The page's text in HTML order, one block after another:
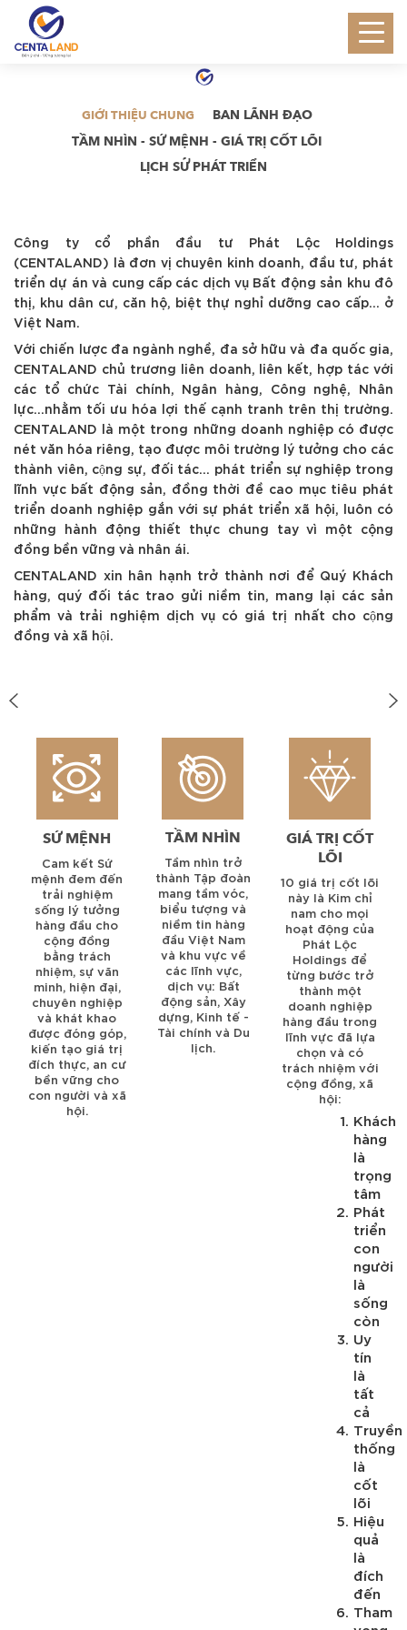
GIỚI THIỆU CHUNG
BAN LÃNH ĐẠO
TẦM NHÌN - SỨ MỆNH - GIÁ TRỊ CỐT LÕI
LỊCH SỬ PHÁT TRIỂN
Công ty cổ phần đầu tư Phát Lộc Holdings
(CENTALAND) là đơn vị chuyên kinh doanh, đầu tư, phát
triển dự án và cung cấp các dịch vụ Bất động sản khu đô
thị, khu dân cư, căn hộ, biệt thự nghỉ dưỡng cao cấp… ở
Việt Nam.
Với chiến lược đa ngành nghề, đa sở hữu và đa quốc gia,
CENTALAND chủ trương liên doanh, liên kết, hợp tác với
các tổ chức Tài chính, Ngân hàng, Công nghệ, Nhân
lực...nhằm tối ưu hóa lợi thế cạnh tranh trên thị trường.
CENTALAND là một trong những doanh nghiệp có được
nét văn hóa riêng, tạo được môi trường lý tưởng cho các
thành viên, cộng sự, đối tác... phát triển sự nghiệp trong
lĩnh vực bất động sản, đồng thời đề cao mục tiêu phát
triển doanh nghiệp gắn với sự phát triển xã hội, luôn có
những hành động thiết thực chung tay vì một cộng
đồng bền vững và nhân ái.
CENTALAND xin hân hạnh trở thành nơi để Quý Khách
hàng, quý đối tác trao gửi niềm tin, mang lại các sản
phẩm và trải nghiệm dịch vụ có giá trị nhất cho cộng
đồng và xã hội.
SỨ MỆNH
Cam kết Sứ
mệnh đem đến
trải nghiệm
sống lý tưởng
hàng đầu cho
cộng đồng
bằng trách
nhiệm, sự văn
minh, hiện đại,
chuyên nghiệp
và khát khao
được đóng góp,
kiến tạo giá trị
đích thực, an cư
bền vững cho
con người và xã
hội.
TẦM NHÌN
Tầm nhìn trở
thành Tập đoàn
mang tầm vóc,
biểu tượng và
niềm tin hàng
đầu Việt Nam
và khu vực về
các lĩnh vực,
dịch vụ: Bất
động sản, Xây
dựng, Kinh tế -
Tài chính và Du
lịch.
GIÁ TRỊ CỐT
LÕI
10 giá trị cốt lõi
này là Kim chỉ
nam cho mọi
hoạt động của
Phát Lộc
Holdings để
từng bước trở
thành một
doanh nghiệp
hàng đầu trong
lĩnh vực đã lựa
chọn và có
trách nhiệm với
cộng đồng, xã
hội:
Khách
hàng
là
trọng
tâm
Phát
triển
con
người
là
sống
còn
Uy
tín
là
tất
cả
Truyền
thống
là
cốt
lõi
Hiệu
quả
là
đích
đến
Tham